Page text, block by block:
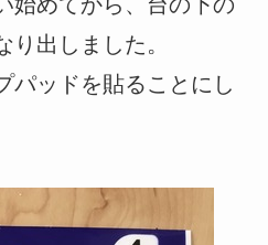
出しました。
パッドを貼ることにし